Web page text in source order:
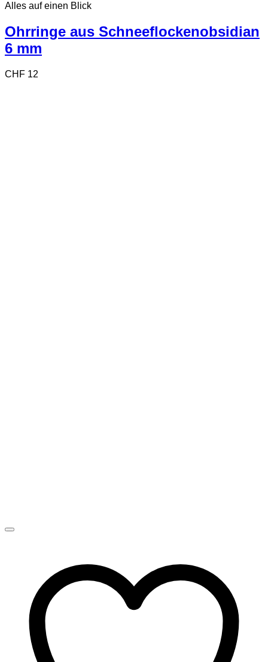
Alles auf einen Blick
Ohrringe aus Schneeflockenobsidian
6 mm
CHF 12